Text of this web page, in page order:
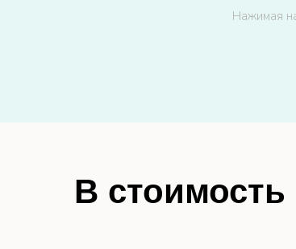
Нажимая
В стоимость